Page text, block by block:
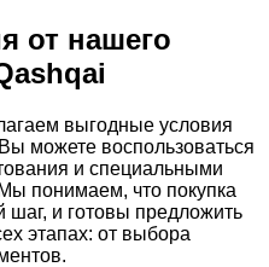
от нашего
выгодные условия
можете воспользоваться
и специальными
понимаем, что покупка
и готовы предложить
этапах: от выбора